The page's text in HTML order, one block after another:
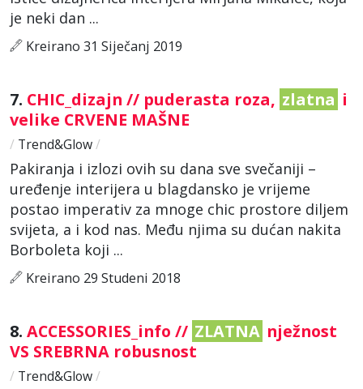
je neki dan ...
Kreirano 31 Siječanj 2019
7. CHIC_dizajn // puderasta roza, zlatna i
velike CRVENE MAŠNE
/ Trend&Glow/
Pakiranja i izlozi ovih su dana sve svečaniji –
uređenje interijera u blagdansko je vrijeme
postao imperativ za mnoge chic prostore diljem
svijeta, a i kod nas. Među njima su dućan nakita
Borboleta koji ...
Kreirano 29 Studeni 2018
8. ACCESSORIES_info // ZLATNA nježnost
VS SREBRNA robusnost
/ Trend&Glow/